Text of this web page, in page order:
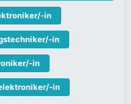
in
in
in
in